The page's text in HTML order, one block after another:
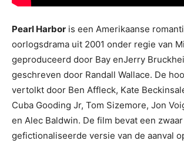
Pearl Harbor is een Amerikaanse
oorlogsdrama uit 2001 onder regie van
geproduceerd door Bay enJerry
geschreven door Randall Wallace. De
vertolkt door Ben Affleck, Kate
Cuba Gooding Jr, Tom Sizemore, Jon
en Alec Baldwin. De film bevat een zwaar
gefictionaliseerde versie van de aanval